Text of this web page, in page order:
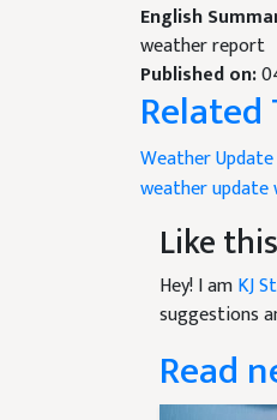
English
weather report
Published on:
Related
Weather Update
weather update
Like
Hey! I amKJ
suggestions
Read